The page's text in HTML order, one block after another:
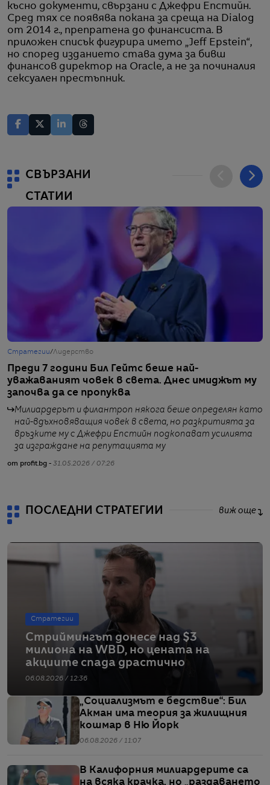
късно документи, свързани с Джефри Епстийн.
Сред тях се появява покана за среща на Dialog
от 2014 г., препратена до финансиста. В
приложен списък фигурира името „Jeff Epstein“,
но според изданието става дума за бивш
финансов директор на Oracle, а не за починалия
сексуален престъпник.
СВЪРЗАНИ
СТАТИИ
Стратегии/Лидерство
Преди 7 години Бил Гейтс беше най-
уважаваният човек в света. Днес имиджът му
започва да се пропуква
Милиардерът и филантроп някога беше определян като
най-вдъхновяващия човек в света, но разкритията за
връзките му с Джефри Епстийн подкопават усилията
за изграждане на репутацията му
от profit.bg - 31.05.2026 / 07:26
ПОСЛЕДНИ СТРАТЕГИИ виж още
Стратегии
Стриймингът донесе над $3
милиона на WBD, но цената на
акциите спада драстично
06.08.2026 / 12:36
„Социализмът е бедствие“: Бил
Акман има теория за жилищния
кошмар в Ню Йорк
06.08.2026 / 11:07
В Калифорния милиардерите са
на всяка крачка, но „раздаването